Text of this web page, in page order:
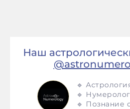
Наш
🔹
🔹
🔹 Познание